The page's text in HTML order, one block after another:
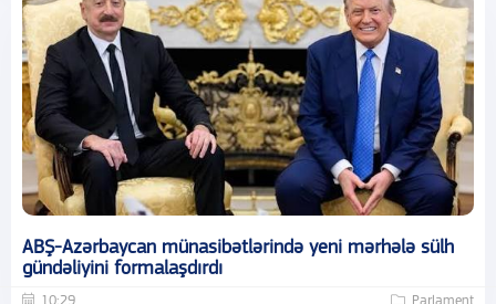
ABŞ-Azərbaycan münasibətlərində yeni mərhələ sülh
gündəliyini formalaşdırdı